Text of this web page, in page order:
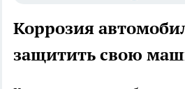
Коррозия
защитить свою